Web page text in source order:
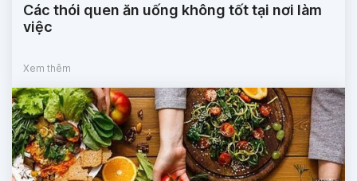
Các thói quen ăn uống không tốt tại nơi làm
việc
Xem thêm